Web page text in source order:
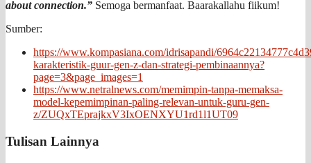
about connection.” Semoga bermanfaat. Baarakallahu fiikum!
Sumber:
https://www.kompasiana.com/idrisapandi/
karakteristik-guur-gen-z-dan-strategi-pembinaannya?
page=3&page_images=1
https://www.netralnews.com/memimpin-tanpa-memaksa-
model-kepemimpinan-paling-relevan-untuk-guru-gen-
z/ZUQxTEprajkxV3IxOENXYU1rd1l1UT09
Tulisan Lainnya